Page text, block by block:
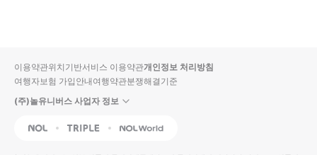
입니
다.
사
순
상
이용약관위치기반서비스 이용약관개인정보 처리방침
여행자보험 가입안내여행약관분쟁해결기준
(주)놀유니버스 사업자 정보
NOL Triple Interpark Global